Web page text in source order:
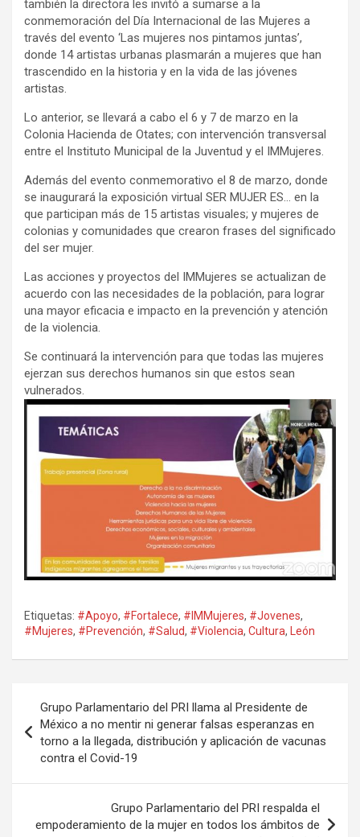
también la directora les invitó a sumarse a la
conmemoración del Día Internacional de las Mujeres a
través del evento ‘Las mujeres nos pintamos juntas’,
donde 14 artistas urbanas plasmarán a mujeres que han
trascendido en la historia y en la vida de las jóvenes
artistas.
Lo anterior, se llevará a cabo el 6 y 7 de marzo en la
Colonia Hacienda de Otates; con intervención transversal
entre el Instituto Municipal de la Juventud y el IMMujeres.
Además del evento conmemorativo el 8 de marzo, donde
se inaugurará la exposición virtual SER MUJER ES… en la
que participan más de 15 artistas visuales; y mujeres de
colonias y comunidades que crearon frases del significado
del ser mujer.
Las acciones y proyectos del IMMujeres se actualizan de
acuerdo con las necesidades de la población, para lograr
una mayor eficacia e impacto en la prevención y atención
de la violencia.
Se continuará la intervención para que todas las mujeres
ejerzan sus derechos humanos sin que estos sean
vulnerados.
Etiquetas: #Apoyo, #Fortalece, #IMMujeres, #Jovenes,
#Mujeres, #Prevención, #Salud, #Violencia, Cultura, León
de
entradas
Grupo Parlamentario del PRI llama al Presidente de
México a no mentir ni generar falsas esperanzas en
torno a la llegada, distribución y aplicación de vacunas
contra el Covid-19
Grupo Parlamentario del PRI respalda el
empoderamiento de la mujer en todos los ámbitos de